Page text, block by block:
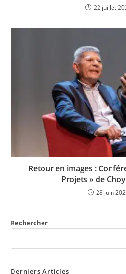
22 juillet
Retour en images :
Projets » de
28 juin
Rechercher
Derniers Articles